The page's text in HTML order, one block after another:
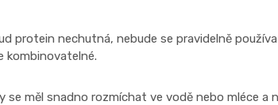
protein nechutná, nebude se pravidelně
kombinovatelné.
se měl snadno rozmíchat ve vodě nebo mléce